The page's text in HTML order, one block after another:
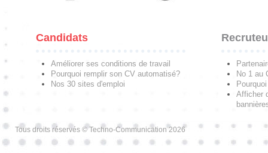
Candidats
Améliorer ses conditions de travail
Pourquoi remplir son CV automatisé?
Nos 30 sites d'emploi
No 1 au
Afficher
Tous droits réservés © Techno-Communication 2026